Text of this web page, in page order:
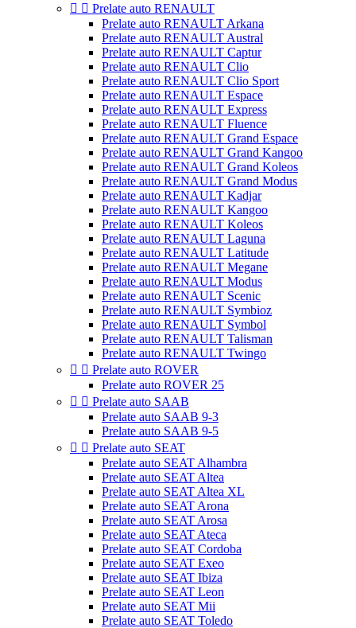
  Prelate auto RENAULT
Prelate auto RENAULT Arkana
Prelate auto RENAULT Austral
Prelate auto RENAULT Captur
Prelate auto RENAULT Clio
Prelate auto RENAULT Clio Sport
Prelate auto RENAULT Espace
Prelate auto RENAULT Express
Prelate auto RENAULT Fluence
Prelate auto RENAULT Grand Espace
Prelate auto RENAULT Grand Kangoo
Prelate auto RENAULT Grand Koleos
Prelate auto RENAULT Grand Modus
Prelate auto RENAULT Kadjar
Prelate auto RENAULT Kangoo
Prelate auto RENAULT Koleos
Prelate auto RENAULT Laguna
Prelate auto RENAULT Latitude
Prelate auto RENAULT Megane
Prelate auto RENAULT Modus
Prelate auto RENAULT Scenic
Prelate auto RENAULT Symbioz
Prelate auto RENAULT Symbol
Prelate auto RENAULT Talisman
Prelate auto RENAULT Twingo
  Prelate auto ROVER
Prelate auto ROVER 25
  Prelate auto SAAB
Prelate auto SAAB 9-3
Prelate auto SAAB 9-5
  Prelate auto SEAT
Prelate auto SEAT Alhambra
Prelate auto SEAT Altea
Prelate auto SEAT Altea XL
Prelate auto SEAT Arona
Prelate auto SEAT Arosa
Prelate auto SEAT Ateca
Prelate auto SEAT Cordoba
Prelate auto SEAT Exeo
Prelate auto SEAT Ibiza
Prelate auto SEAT Leon
Prelate auto SEAT Mii
Prelate auto SEAT Toledo